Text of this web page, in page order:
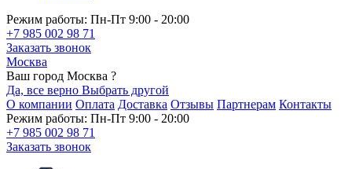
Режим работы: Пн-Пт 9:00 - 20:00
+7 985 002 98 71
Заказать звонок
Москва
Ваш город Москва ?
Да, все верно Выбрать другой
О компании Оплата Доставка Отзывы Партнерам Контакты
Режим работы: Пн-Пт 9:00 - 20:00
+7 985 002 98 71
Заказать звонок